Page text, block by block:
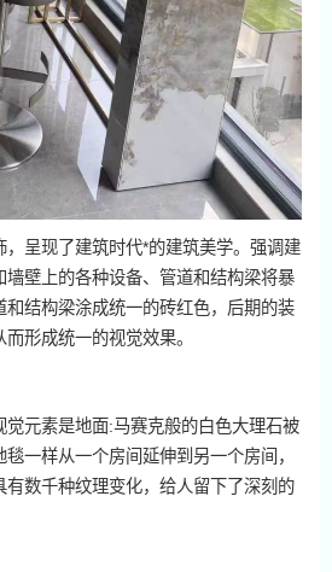
呈现了建筑时代*的建筑美学。强调建
壁上的各种设备、管道和结构梁将暴
和结构梁涂成统一的砖红色，后期的装
形成统一的视觉效果。
觉元素是地面:马赛克般的白色大理石被
一样从一个房间延伸到另一个房间，
数千种纹理变化，给人留下了深刻的